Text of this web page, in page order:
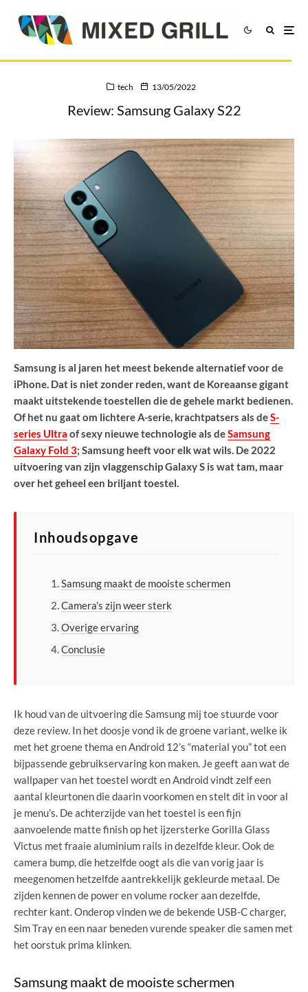
tech 13/05/2022
Review: Samsung Galaxy S22
Samsung is al jaren het meest bekende alternatief voor de
iPhone. Dat is niet zonder reden, want de Koreaanse gigant
maakt uitstekende toestellen die de gehele markt bedienen.
Of het nu gaat om lichtere A-serie, krachtpatsers als deS-
series Ultra of sexy nieuwe technologie als deSamsung
Galaxy Fold 3; Samsung heeft voor elk wat wils. De 2022
uitvoering van zijn vlaggenschip Galaxy S is wat tam, maar
over het geheel een briljant toestel.
Inhoudsopgave
Samsung maakt de mooiste schermen
Camera’s zijn weer sterk
Overige ervaring
Conclusie
Ik houd van de uitvoering die Samsung mij toe stuurde voor
deze review. In het doosje vond ik de groene variant, welke ik
met het groene thema en Android 12’s “material you” tot een
bijpassende gebruikservaring kon maken. Je geeft aan wat de
wallpaper van het toestel wordt en Android vindt zelf een
aantal kleurtonen die daarin voorkomen en stelt dit in voor al
je menu’s. De achterzijde van het toestel is een fijn
aanvoelende matte finish op het ijzersterke Gorilla Glass
Victus met fraaie aluminium rails in dezelfde kleur. Ook de
camera bump, die hetzelfde oogt als die van vorig jaar is
meegenomen hetzelfde aantrekkelijk gekleurde metaal. De
zijden kennen de power en volume rocker aan dezelfde,
rechter kant. Onderop vinden we de bekende USB-C charger,
Sim Tray en een naar beneden vurende speaker die samen met
het oorstuk prima klinken.
Samsung maakt de mooiste schermen